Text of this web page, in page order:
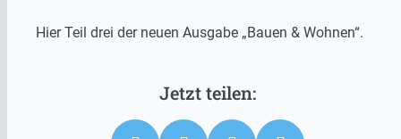
Hier Teil drei der neuen Ausgabe „Bauen & Wohnen“.